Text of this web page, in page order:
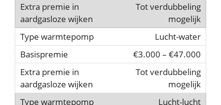
Tot verdubbeling
mogelijk
Lucht-water
€3.000 – €47.000
Tot verdubbeling
mogelijk
Lucht-lucht